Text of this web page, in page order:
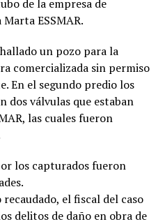
de la empresa de
ESSMAR.
un pozo para la
comercializada sin permiso
En el segundo predio los
dos válvulas que estaban
las cuales fueron
los capturados fueron
el fiscal del caso
delitos de daño en obra de